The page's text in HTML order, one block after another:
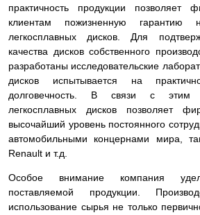
практичность продукции позволяет
клиентам пожизненную
легкосплавных дисков. Для
качества дисков собственного
разработаны исследовательские
дисков испытывается на
долговечность. В связи с этим
легкосплавных дисков позволяет
высочайший уровень постоянного
автомобильными концернами мира,
Renault и т.д.
Особое внимание компания
поставляемой продукции.
использование сырья не только